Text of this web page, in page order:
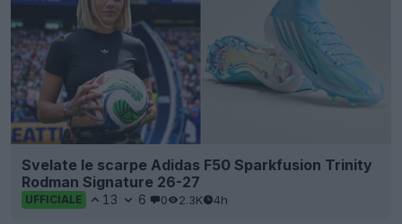
Svelate le scarpe Adidas F50 Sparkfusion Trinity
Rodman Signature 26-27
UFFICIALE 13 6 0 2.3K 4h